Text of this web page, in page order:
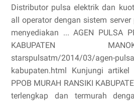
Distributor pulsa elektrik dan
all operator dengan sistem
menyediakan ... AGEN PULSA
KABUPATEN
starspulsatm/2014/03/agen-
kabupaten.html Kunjungi
PPOB MURAH RANSIKI
terlengkap dan termurah